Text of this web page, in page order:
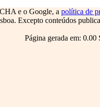
e o Google, a política de
Excepto conteúdos
Página gerada em: 0.00